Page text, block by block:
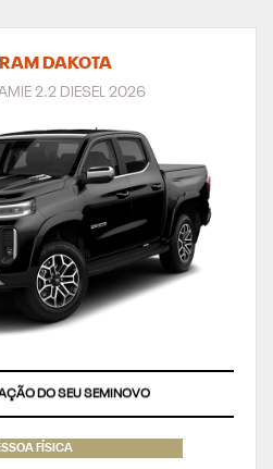
DAKOTA
2.2 DIESEL 2026
DO SEU SEMINOVO
FÍSICA